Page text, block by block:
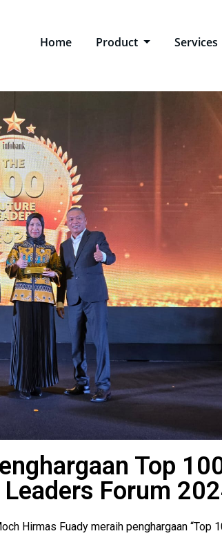
Home Product Services
Top
Forum
Hirmas Fuady meraih penghargaan “Top